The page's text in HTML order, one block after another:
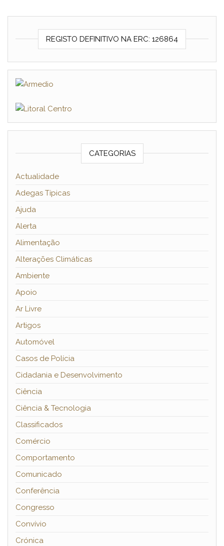
REGISTO DEFINITIVO NA ERC: 126864
CATEGORIAS
Actualidade
Adegas Típicas
Ajuda
Alerta
Alimentação
Alterações Climáticas
Ambiente
Apoio
Ar Livre
Artigos
Automóvel
Casos de Polícia
Cidadania e Desenvolvimento
Ciência
Ciência & Tecnologia
Classificados
Comércio
Comportamento
Comunicado
Conferência
Congresso
Convívio
Crónica